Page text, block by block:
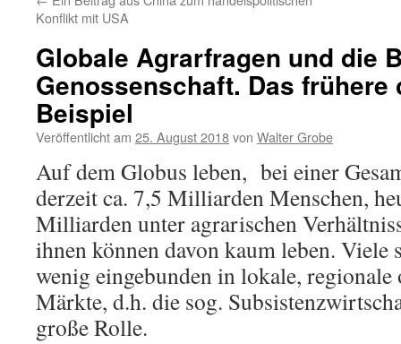
Konflikt mit USA
Globale Agrarfragen und die
Genossenschaft. Das
Beispiel
Veröffentlicht am 25. August 2018von Walter Grobe
Auf dem Globus leben, bei einer
derzeit ca. 7,5 Milliarden Menschen,
Milliarden unter agrarischen
ihnen können davon kaum leben. Viele
wenig eingebunden in lokale,
Märkte, d.h. die sog.
große Rolle.